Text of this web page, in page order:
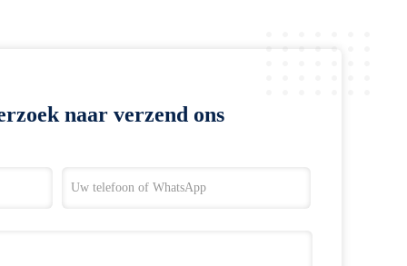
naar verzend ons